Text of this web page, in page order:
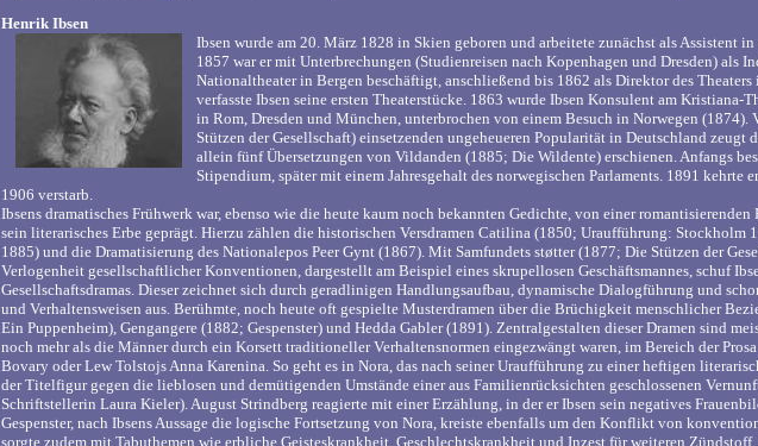
Henrik Ibsen
Ibsen wurde am 20. März 1828 in Skien geboren und arbeitete zunächst als Assistent
1857 war er mit Unterbrechungen (Studienreisen nach Kopenhagen und Dresden) als
Nationaltheater in Bergen beschäftigt, anschließend bis 1862 als Direktor des
verfasste Ibsen seine ersten Theaterstücke. 1863 wurde Ibsen Konsulent am Kristiana-
in Rom, Dresden und München, unterbrochen von einem Besuch in Norwegen (1874).
Stützen der Gesellschaft) einsetzenden ungeheueren Popularität in Deutschland zeugt
allein fünf Übersetzungen von Vildanden (1885; Die Wildente) erschienen. Anfangs
Stipendium, später mit einem Jahresgehalt des norwegischen Parlaments. 1891 kehrte
1906 verstarb.
Ibsens dramatisches Frühwerk war, ebenso wie die heute kaum noch bekannten Gedichte, von einer
sein literarisches Erbe geprägt. Hierzu zählen die historischen Versdramen Catilina (1850; Uraufführung:
1885) und die Dramatisierung des Nationalepos Peer Gynt (1867). Mit Samfundets støtter (1877; Die Stützen der
Verlogenheit gesellschaftlicher Konventionen, dargestellt am Beispiel eines skrupellosen Geschäftsmannes, schuf
Gesellschaftsdramas. Dieser zeichnet sich durch geradlinigen Handlungsaufbau, dynamische Dialogführung und
und Verhaltensweisen aus. Berühmte, noch heute oft gespielte Musterdramen über die Brüchigkeit menschlicher
Ein Puppenheim), Gengangere (1882; Gespenster) und Hedda Gabler (1891). Zentralgestalten dieser Dramen sind
noch mehr als die Männer durch ein Korsett traditioneller Verhaltensnormen eingezwängt waren, im Bereich der
Bovary oder Lew Tolstojs Anna Karenina. So geht es in Nora, das nach seiner Uraufführung zu einer heftigen
der Titelfigur gegen die lieblosen und demütigenden Umstände einer aus Familienrücksichten geschlossenen
Schriftstellerin Laura Kieler). August Strindberg reagierte mit einer Erzählung, in der er Ibsen sein negatives
Gespenster, nach Ibsens Aussage die logische Fortsetzung von Nora, kreiste ebenfalls um den Konflikt von
sorgte zudem mit Tabuthemen wie erbliche Geisteskrankheit, Geschlechtskrankheit und Inzest für weiteren